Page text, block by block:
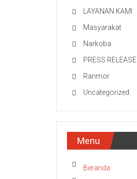
LAYANAN KAMI
Masyarakat
Narkoba
PRESS RELEASE
Ranmor
Uncategorized
Menu
Beranda